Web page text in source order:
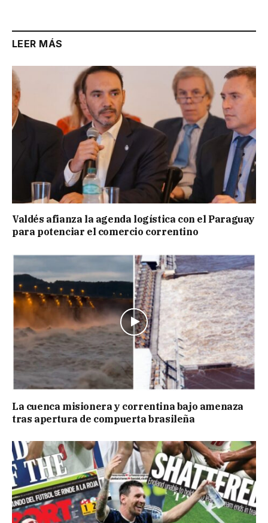
LEER MÁS
Valdés afianza la agenda logística con el Paraguay
para potenciar el comercio correntino
La cuenca misionera y correntina bajo amenaza
tras apertura de compuerta brasileña